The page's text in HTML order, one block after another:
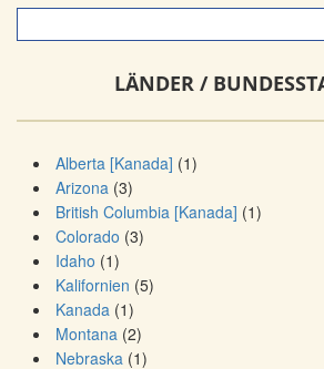
LÄNDER /
Alberta [Kanada] (1)
Arizona (3)
British Columbia [Kanada] (1)
Colorado (3)
Idaho (1)
Kalifornien (5)
Kanada (1)
Montana (2)
Nebraska (1)